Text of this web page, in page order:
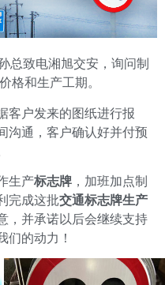
总致电湘旭交安，询问制
格和生产工期。
客户发来的图纸进行报
沟通，客户确认好并付预
生产标志牌 ，加班加点制
完成这批交通标志牌生产
，并承诺以后会继续支持
们的动力！